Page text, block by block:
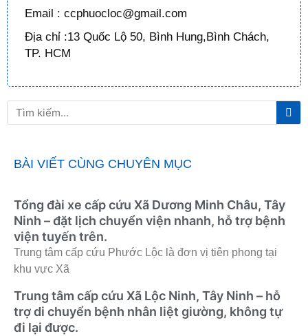
Email : ccphuocloc@gmail.com
Địa chỉ :13 Quốc Lộ 50, Bình Hung,Bình Chách,
TP. HCM
Tìm
kiếm
BÀI VIẾT CÙNG CHUYÊN MỤC
Tổng đài xe cấp cứu Xã Dương Minh Châu, Tây
Ninh – đặt lịch chuyển viện nhanh, hỗ trợ bệnh
viện tuyến trên.
Trung tâm cấp cứu Phước Lộc là đơn vị tiên phong tại
khu vực Xã
Trung tâm cấp cứu Xã Lộc Ninh, Tây Ninh – hỗ
trợ di chuyển bệnh nhân liệt giường, không tự
đi lại được.